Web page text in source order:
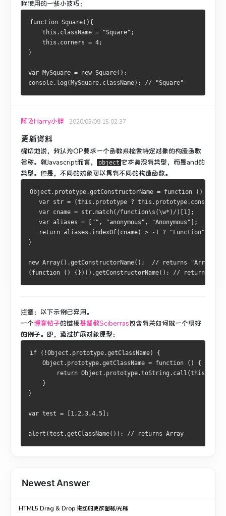
我使用的一些小技巧：
function Square(){
    this.className = "Square";
    this.corners = 4;
}
var MySquare = new Square();
console.log(MySquare.className); // "Square"
阿飞Harry小胖 2020/03/09 15:02:37
更新资料
确切地说，我认为OP要求一个函数来检索特定对象的构造函数
名称。 就Javascript而言， object 它本身没有类型，而是and的
类型。 但是，不同的对象可以具有不同的构造函数。
Object.prototype.getConstructorName = function () {
var str = (this.prototype ?
   var cname = str.match(/function\s(\w*)/)[1];
   var aliases = ["", "anonymous", "Anonymous"];
return aliases.indexOf(cname) > -1 ? "Function" :
}
new Array().getConstructorName();  // returns "Array"
(function () {})().getConstructorName(); // returns
注意： 以下示例已弃用。
一个博客帖子的链接基督教Sciberras包含有关如何做一个很好
的例子。 即，通过扩展对象原型：
if (!Object.prototype.getClassName) {
    Object.prototype.getClassName = function () {
return
    }
}
var test = [1,2,3,4,5];
alert(test.getClassName()); // returns Array
Newest Answer
HTML5 Drag & Drop 拖动时更改图标/光标